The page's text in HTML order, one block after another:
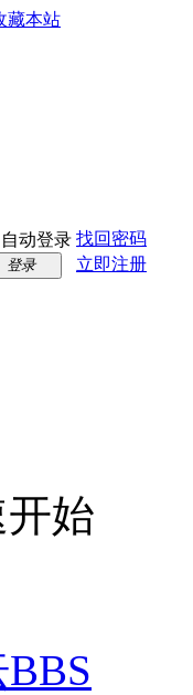
藏本站
自动登录 找回密码
登录 立即注册
始
BBS